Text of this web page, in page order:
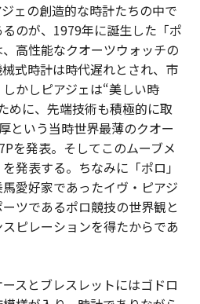
ェの創造的な時計たちの中で
のが、1979年に誕生した「ポ
高性能なクオーツウォッチの
式時計は時代遅れとされ、市
かしピアジェは“美しい時
めに、先端技術も積極的に取
という当時世界最薄のクオー
を発表。そしてこのムーブメ
発表する。ちなみに「ポロ」
愛好家であったイヴ・ピアジ
ツであるポロ競技の世界観と
ピレーションを得たからであ
ースとブレスレットにはゴドロ